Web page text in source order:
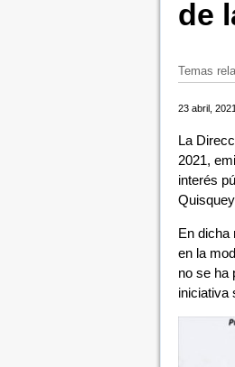
de
Temas
23 abril, 2021
La
2021,
interés
En dicha
en la
no se ha
iniciativa